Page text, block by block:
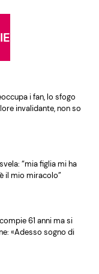
i fan, lo sfogo
invalidante, non so
“mia figlia mi ha
il mio miracolo”
61 anni ma si
«Adesso sogno di